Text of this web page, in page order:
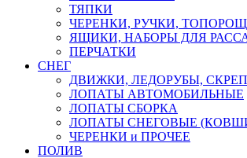
ТЯПКИ
ЧЕРЕНКИ, РУЧКИ,
ЯЩИКИ, НАБОРЫ ДЛЯ
ПЕРЧАТКИ
СНЕГ
ДВИЖКИ, ЛЕДОРУБЫ,
ЛОПАТЫ АВТОМОБИЛЬНЫЕ
ЛОПАТЫ СБОРКА
ЛОПАТЫ СНЕГОВЫЕ
ЧЕРЕНКИ и ПРОЧЕЕ
ПОЛИВ